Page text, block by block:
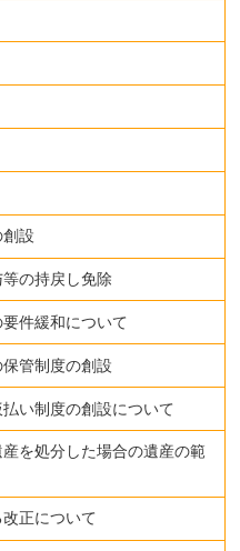
創設
等の持戻し免除
要件緩和について
保管制度の創設
払い制度の創設について
産を処分した場合の遺産の範
改正について